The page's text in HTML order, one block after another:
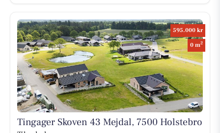
595.000 kr
0 m2
Tingager Skoven 43 Mejdal, 7500 Holstebro